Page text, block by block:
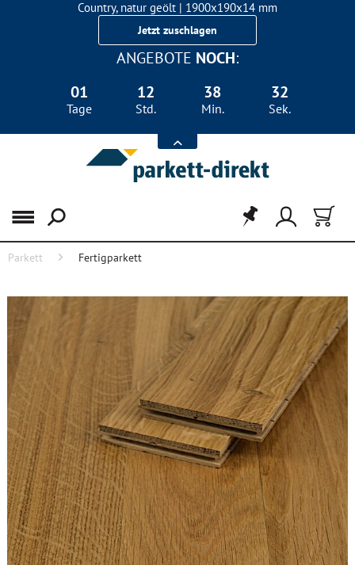
Country, natur geölt | 1900x190x14 mm
Landhausdiele Eiche für nur 29,90 €/m²
Jetzt zuschlagen
ANGEBOTE NOCH:
01
Tage
12
Std.
38
Min.
32
Sek.
Menü
Parkett Fertigparkett